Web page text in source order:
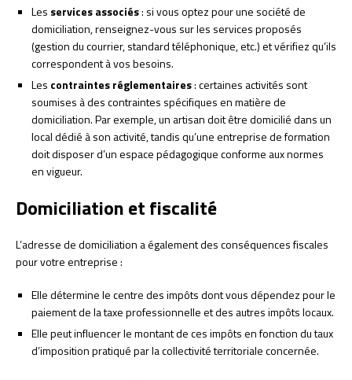
Les services associés: si vous optez pour une société de
domiciliation, renseignez-vous sur les services proposés
(gestion du courrier, standard téléphonique, etc.) et vérifiez qu’ils
correspondent à vos besoins.
Les contraintes réglementaires: certaines activités sont
soumises à des contraintes spécifiques en matière de
domiciliation. Par exemple, un artisan doit être domicilié dans un
local dédié à son activité, tandis qu’une entreprise de formation
doit disposer d’un espace pédagogique conforme aux normes
en vigueur.
Domiciliation et fiscalité
L’adresse de domiciliation a également des conséquences fiscales
pour votre entreprise :
Elle détermine le centre des impôts dont vous dépendez pour le
paiement de la taxe professionnelle et des autres impôts locaux.
Elle peut influencer le montant de ces impôts en fonction du taux
d’imposition pratiqué par la collectivité territoriale concernée.